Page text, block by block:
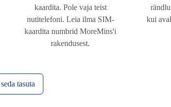
kaardita. Pole vaja teist
nutitelefoni. Leia ilma SIM-
kaardita numbrid MoreMins'i
rakendusest.
kui
tasuta